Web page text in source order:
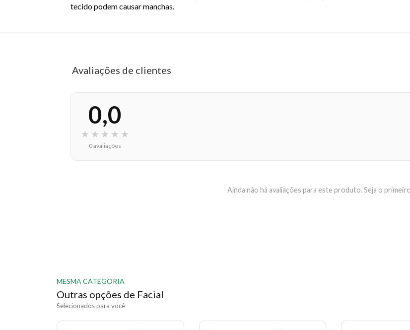
tecido podem causar manchas.
Avaliações de clientes
0,0
★ ★ ★ ★ ★
0 avaliações
Ainda não há avaliações para este produto. Seja o
MESMA CATEGORIA
Outras opções de Facial
Selecionados para você